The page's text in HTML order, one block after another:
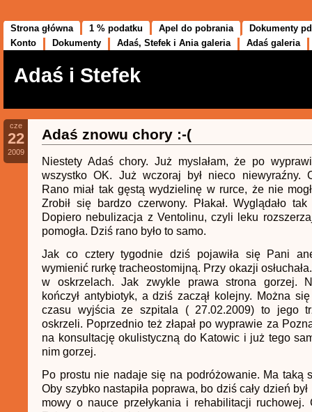
Strona główna 1 % podatku Apel do pobrania
Dokumenty
Konto
Dokumenty Adaś, Stefek i Ania galeria Adaś galeria
Adaś i Stefek
cze
22
2009
Adaś znowu chory :-(
Niestety Adaś chory. Już myslałam, że po
wszystko OK. Już wczoraj był nieco niewyraźny.
Rano miał tak gęstą wydzielinę w rurce, że nie
Zrobił się bardzo czerwony. Płakał. Wyglądało
Dopiero nebulizacja z Ventolinu, czyli leku
pomogła. Dziś rano było to samo.
Jak co cztery tygodnie dziś pojawiła się Pani
wymienić rurkę tracheostomijną. Przy okazji
w oskrzelach. Jak zwykle prawa strona gorzej.
kończył antybiotyk, a dziś zaczął kolejny. Można
czasu wyjścia ze szpitala ( 27.02.2009) to jego
oskrzeli. Poprzednio też złapał po wyprawie za
na konsultację okulistyczną do Katowic i już tego
nim gorzej.
Po prostu nie nadaje się na podróżowanie. Ma taką
Oby szybko nastapiła poprawa, bo dziś cały dzień
mowy o nauce przełykania i rehabilitacji ruchowej.